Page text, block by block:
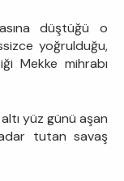
düştüğü o
yoğrulduğu,
Mekke mihrabı
yüz günü aşan
tutan savaş